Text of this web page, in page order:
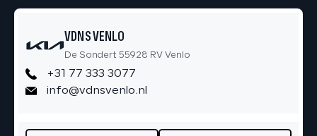
VDNS VENLO
De Sondert 55928 RV Venlo
+31 77 333 3077
info@vdnsvenlo.nl